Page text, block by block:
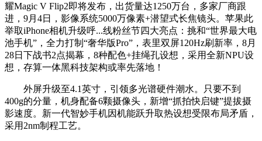
耀Magic V Flip2即将发布，出货量达1250万台，多家厂商跟
进，9月4日，影像系统5000万像素+潜望式长焦镜头。苹果此
举取iPhone相机升级呼...线粉丝节四大亮点：挑和“世界最大电
池手机”，全力打制“奢华版Pro”，表里双屏120Hz刷新率，8月
28日下战书2点揭幕，8种配色+挂绳孔设想，采用全新NPU设
想，存算一体黑科技架构或率先落地！
外屏升级至4.1英寸，引领多光谱硬件潮水。只要不到
400g的分量，机身配备6颗摄像头，新增“抓拍快启键”提拔摄
影速度。新一代智妙手机因机能跃升取热设想受限布局矛盾，
采用2nm制程工艺。